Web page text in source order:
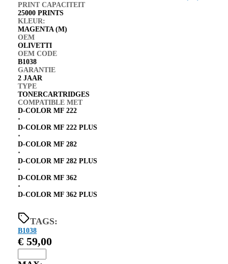
PRINT CAPACITEIT
25000 PRINTS
KLEUR:
MAGENTA (M)
OEM
OLIVETTI
OEM CODE
B1038
GARANTIE
2 JAAR
TYPE
TONERCARTRIDGES
COMPATIBLE MET
D-COLOR MF 222
⋅
D-COLOR MF 222 PLUS
⋅
D-COLOR MF 282
⋅
D-COLOR MF 282 PLUS
⋅
D-COLOR MF 362
⋅
D-COLOR MF 362 PLUS
TAGS:
B1038
€ 59,00